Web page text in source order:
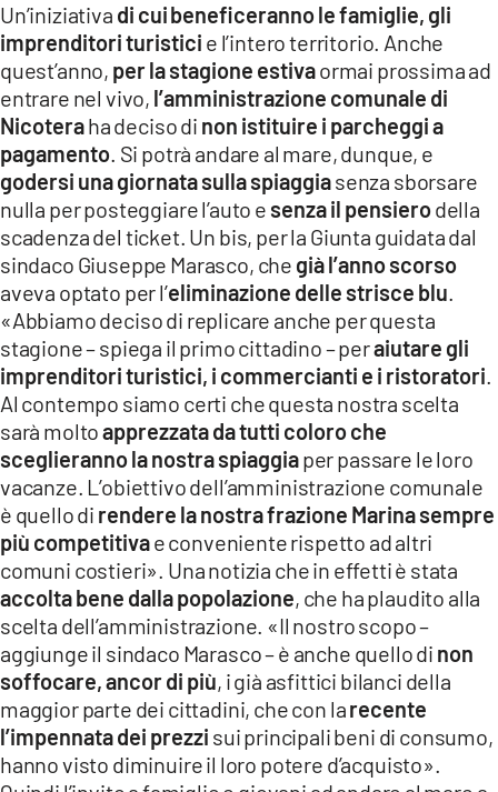
ILREGGINO.IT
COSENZACHANNEL.IT
ILVIBONESE.IT
CATANZAROCHANNEL.IT
LACAPITALENEWS.IT
App
ANDROID
APPLE
Un’iniziativa di cuibeneficeranno le famiglie, gli
imprenditori turistici e l’intero territorio. Anche
quest’anno, per la stagione estivaormai prossima ad
entrare nel vivo, l’amministrazione comunale di
Nicoteraha deciso di non istituire i parcheggi a
pagamento. Si potrà andare al mare, dunque, e
godersi una giornata sulla spiaggiasenza sborsare
nulla per posteggiare l’auto e senza il pensierodella
scadenza del ticket. Un bis, per la Giunta guidata dal
sindaco Giuseppe Marasco, che già l’anno scorso
aveva optato per l’eliminazione delle strisce blu.
«Abbiamo deciso di replicare anche per questa
stagione – spiega il primo cittadino – peraiutare gli
imprenditori turistici, i commercianti e i ristoratori.
Al contempo siamo certi che questa nostra scelta
sarà moltoapprezzata da tutti coloro che
sceglieranno la nostra spiaggiaper passare le loro
vacanze. L’obiettivo dell’amministrazione comunale
è quello di rendere la nostra frazione Marina sempre
più competitivae conveniente rispetto ad altri
comuni costieri». Una notizia che in effetti è stata
accolta bene dalla popolazione, che ha plaudito alla
scelta dell’amministrazione. «Il nostro scopo –
aggiunge il sindaco Marasco – è anche quello di non
soffocare, ancor di più, i già asfittici bilanci della
maggior parte dei cittadini, che con larecente
l’impennata dei prezzi sui principali beni di consumo,
hanno visto diminuire il loro potere d’acquisto».